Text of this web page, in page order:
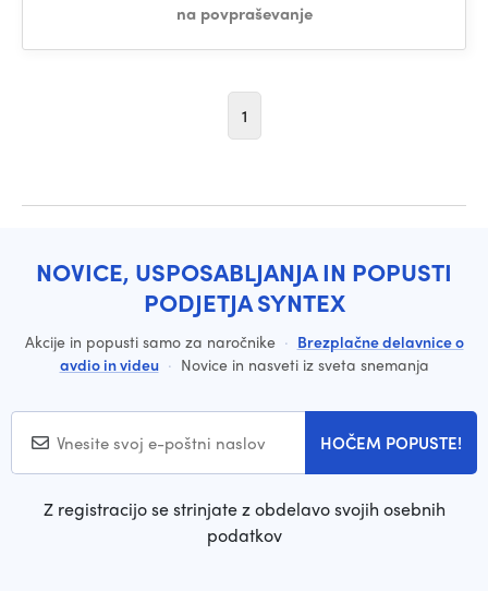
na povpraševanje
1
NOVICE, USPOSABLJANJA IN POPUSTI
PODJETJA SYNTEX
Akcije in popusti samo za naročnike · Brezplačne delavnice o
avdio in videu · Novice in nasveti iz sveta snemanja
HOČEM POPUSTE!
Z registracijo se strinjate z obdelavo svojih osebnih
podatkov